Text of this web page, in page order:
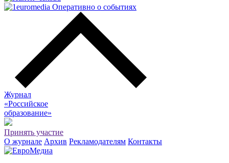
Журнал
«Российское
образование»
Принять участие
О журнале Архив Рекламодателям Контакты